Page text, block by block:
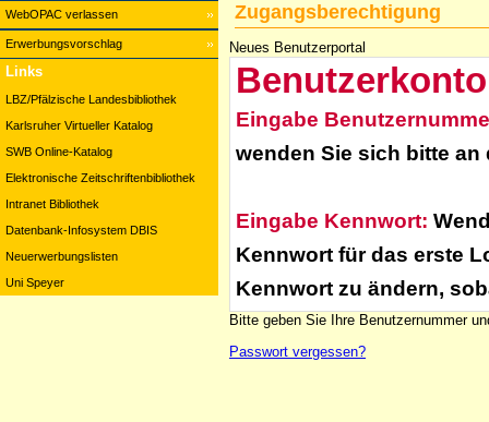
WebOPAC verlassen
Erwerbungsvorschlag
Links
LBZ/Pfälzische Landesbibliothek
Karlsruher Virtueller Katalog
SWB Online-Katalog
Elektronische Zeitschriftenbibliothek
Intranet Bibliothek
Datenbank-Infosystem DBIS
Neuerwerbungslisten
Uni Speyer
Zugangsberechtigung
Neues Benutzerportal
Benutzerkonto
Eingabe
wenden Sie sich bitte
Eingabe Kennwort:
Kennwort für das erste
Kennwort zu ändern,
Bitte geben Sie Ihre Benutzernummer
Passwort vergessen?